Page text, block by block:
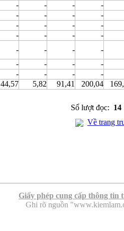
- - -
-
- - -
-
- - -
-
- - -
-
- - -
-
- - -
-
- - -
-
44,57 5,82 91,41 200,04
Số lượt đọc: 14
Về trang
Giấy phép cung cấp thông tin
Ghi rõ nguồn